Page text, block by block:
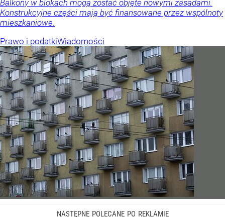
Balkony w blokach mogą zostać objęte nowymi zasadami.
Konstrukcyjne części mają być finansowane przez wspólnoty
mieszkaniowe.
Prawo i podatkiWiadomości